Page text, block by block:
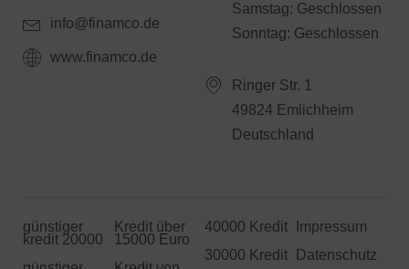
info@finamco.de
www.finamco.de
Samstag: Geschlossen
Sonntag: Geschlossen
Ringer Str. 1
49824 Emlichheim
Deutschland
günstiger
kredit 20000
Kredit über
15000 Euro
40000 Kredit
30000 Kredit
Impressum
Datenschutz